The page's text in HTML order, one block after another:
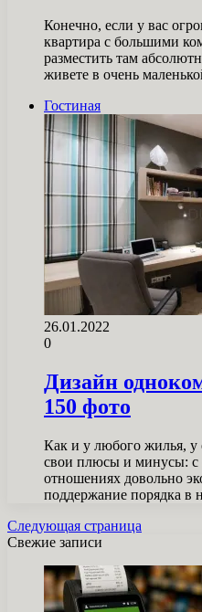
Конечно, если у вас
квартира с большими
разместить там
живете в очень
Гостиная
26.01.2022
0
Дизайн
150 фото
Как и у любого жилья, у
свои плюсы и минусы: с
отношениях довольно
поддержание порядка в
Следующая страница
Свежие записи